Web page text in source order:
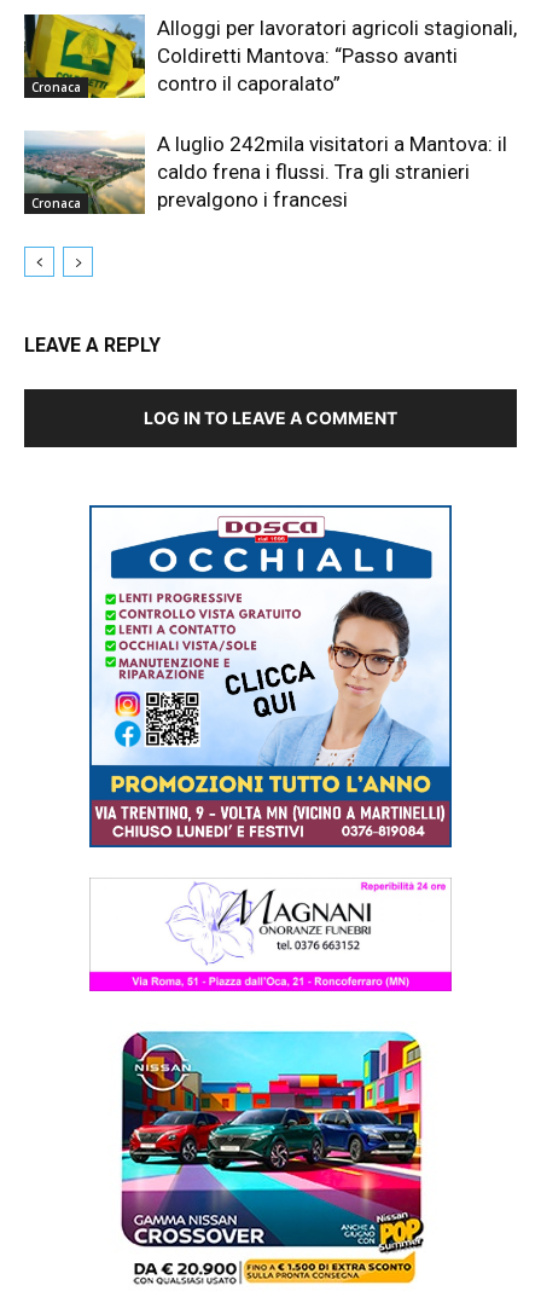
Cronaca
Alloggi per lavoratori agricoli stagionali,
Coldiretti Mantova: “Passo avanti
contro il caporalato”
Cronaca
A luglio 242mila visitatori a Mantova: il
caldo frena i flussi. Tra gli stranieri
prevalgono i francesi
LEAVE A REPLY
LOG IN TO LEAVE A COMMENT